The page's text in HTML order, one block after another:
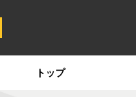
トップ